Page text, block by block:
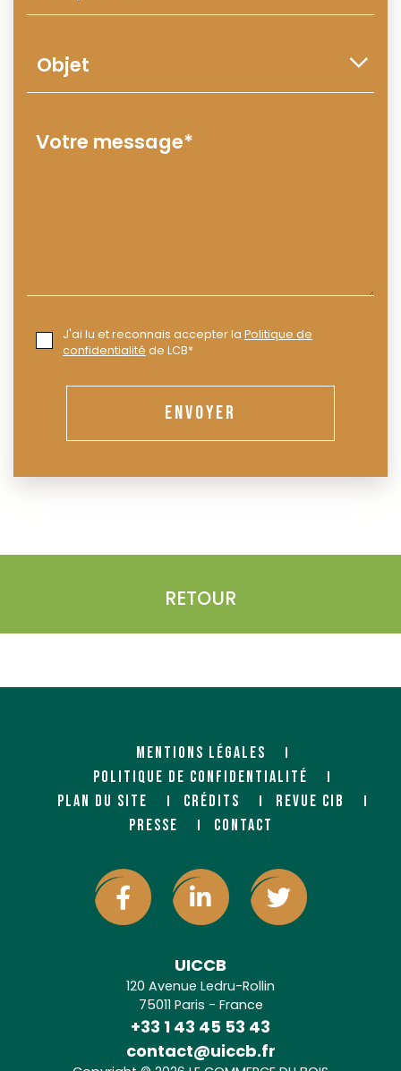
J'ai lu et reconnais accepter la Politique de
confidentialité de LCB*
ENVOYER
RETOUR
MENTIONS LÉGALES
POLITIQUE DE CONFIDENTIALITÉ
PLAN DU SITE
CRÉDITS
REVUE CIB
PRESSE
CONTACT
UICCB
120 Avenue Ledru-Rollin
75011 Paris - France
+33 1 43 45 53 43
contact@uiccb.fr